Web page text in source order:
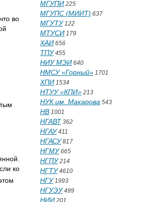
во
ко
МГУПИ 225
МГУПС (МИИТ) 637
МГУТУ122
МТУСИ 179
ХАИ 656
ТПУ455
НИУ МЭИ 640
НМСУ «Горный» 1701
ХПИ 1534
НТУУ «КПИ» 213
НУК им. Макарова 543
НВ 1001
НГАВТ 362
НГАУ411
НГАСУ817
НГМУ665
НГПУ214
НГТУ4610
НГУ1993
НГУЭУ499
НИИ 201